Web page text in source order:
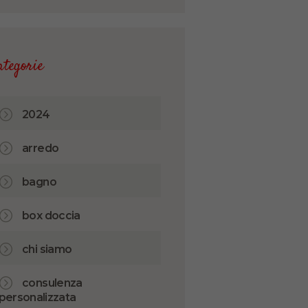
2024
arredo
bagno
box doccia
chi siamo
consulenza